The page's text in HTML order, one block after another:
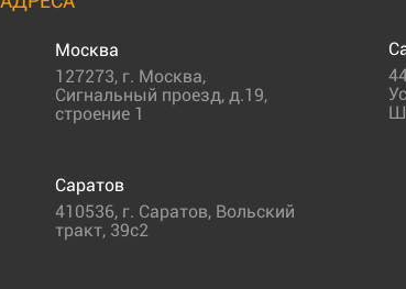
Москва
127273, г. Москва,
Сигнальный проезд, д.19,
строение 1
Саратов
410536, г. Саратов, Вольский
тракт, 39с2